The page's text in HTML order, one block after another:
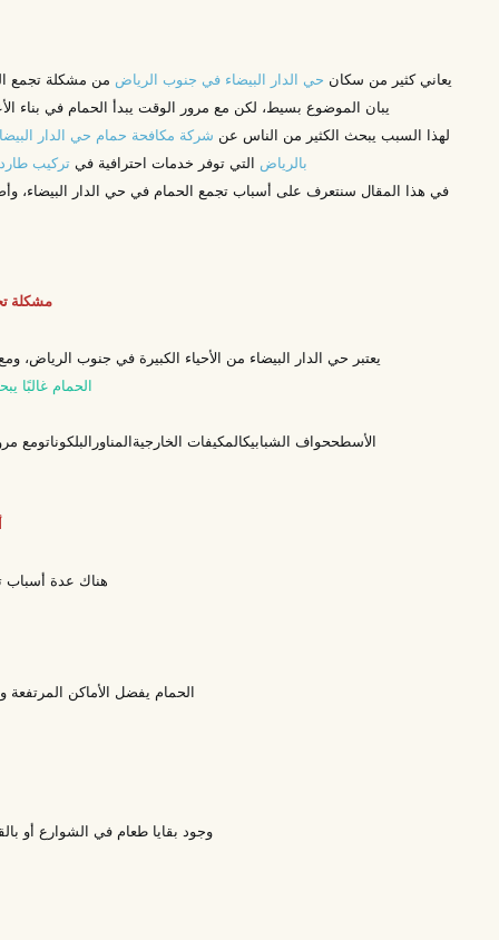
يعاني كثير من سكان حي الدار البيضاء في جنوب الرياض من مشكلة تجمع
يبان الموضوع بسيط، لكن مع مرور الوقت يبدأ الحمام في بناء
لهذا السبب يبحث الكثير من الناس عن شركة مكافحة حمام حي الدار
بالرياض التي توفر خدمات احترافية فيتركيب
في هذا المقال سنتعرف على أسباب تجمع الحمام في حي الدار البيضاء،
مشكلة
يعتبر حي الدار البيضاء من الأحياء الكبيرة في جنوب
الحمام غالبًا
الأسطححواف الشبابيكالمكيفات الخارجيةالمناور البلكوناتومع
هناك عدة أسباب
الحمام يفضل الأماكن المرتفعة
وجود بقايا طعام في الشوارع أو